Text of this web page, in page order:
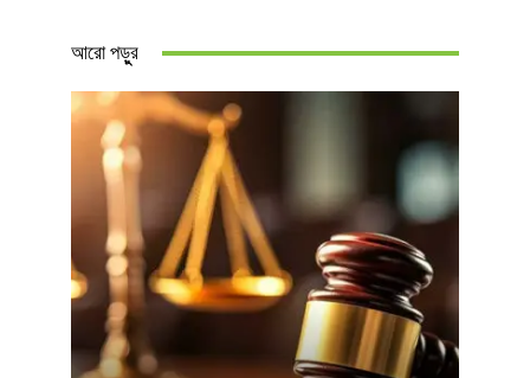
আরো পড়ুুর